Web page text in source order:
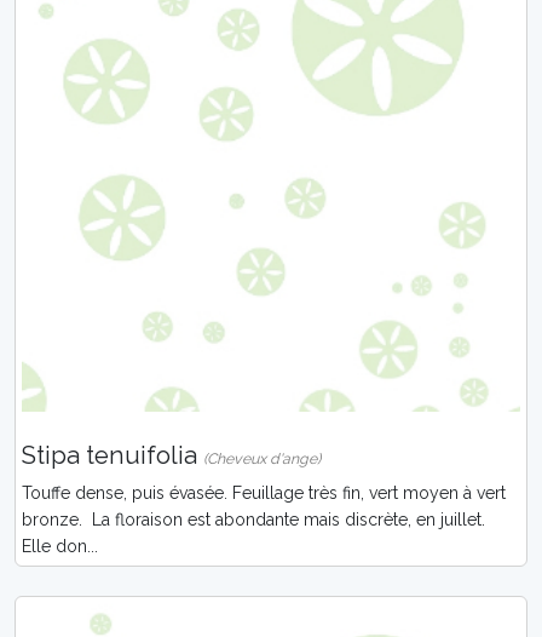
Stipa tenuifolia (Cheveux d'ange)
Touffe dense, puis évasée. Feuillage très fin, vert moyen à vert
bronze. La floraison est abondante mais discrète, en juillet.
Elle don...